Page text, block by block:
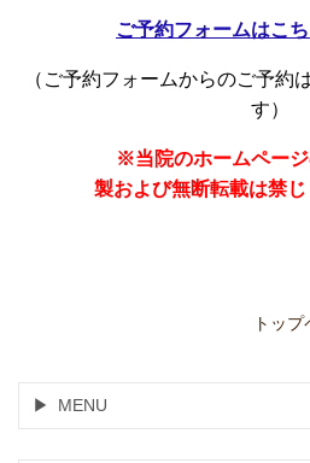
ご予約フォームはこ
（ご予約フォームからのご予約
す）
※当院のホームペー
製および無断転載は禁
トッ
MENU